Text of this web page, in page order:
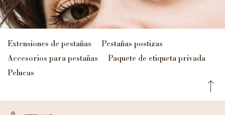
Extensiones de pestañas
Pestañas postizas
Accesorios para pestañas
Paquete de etiqueta privada
Pelucas